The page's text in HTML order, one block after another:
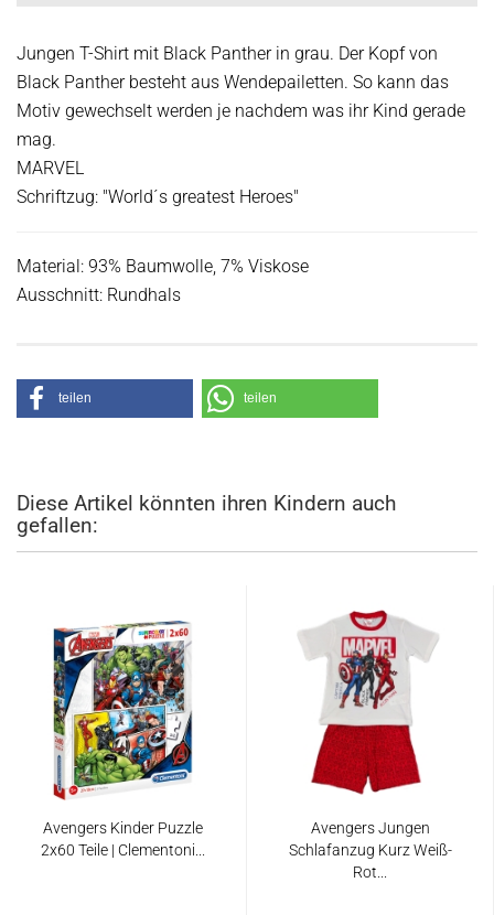
Jungen T-Shirt mit Black Panther in grau. Der Kopf von
Black Panther besteht aus Wendepailetten. So kann das
Motiv gewechselt werden je nachdem was ihr Kind gerade
mag.
MARVEL
Schriftzug: "World´s greatest Heroes"
Material: 93% Baumwolle, 7% Viskose
Ausschnitt: Rundhals
teilen teilen
Diese Artikel könnten ihren Kindern auch
gefallen:
Avengers Kinder Puzzle
2x60 Teile | Clementoni...
Avengers Jungen
Schlafanzug Kurz Weiß-
Rot...